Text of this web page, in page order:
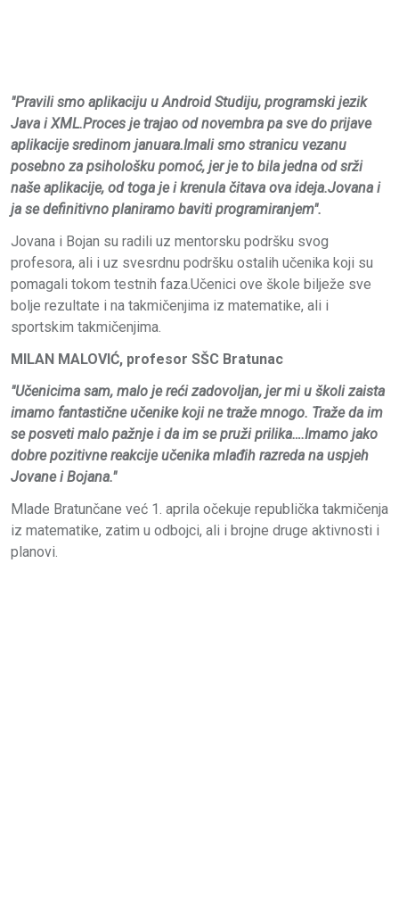
"Pravili smo aplikaciju u Android Studiju, programski jezik
Java i XML.Proces je trajao od novembra pa sve do prijave
aplikacije sredinom januara.Imali smo stranicu vezanu
posebno za psihološku pomoć, jer je to bila jedna od srži
naše aplikacije, od toga je i krenula čitava ova ideja.Jovana i
ja se definitivno planiramo baviti programiranjem".
Jovana i Bojan su radili uz mentorsku podršku svog
profesora, ali i uz svesrdnu podršku ostalih učenika koji su
pomagali tokom testnih faza.Učenici ove škole bilježe sve
bolje rezultate i na takmičenjima iz matematike, ali i
sportskim takmičenjima.
MILAN MALOVIĆ, profesor SŠC Bratunac
"Učenicima sam, malo je reći zadovoljan, jer mi u školi zaista
imamo fantastične učenike koji ne traže mnogo. Traže da im
se posveti malo pažnje i da im se pruži prilika….Imamo jako
dobre pozitivne reakcije učenika mlađih razreda na uspjeh
Jovane i Bojana."
Mlade Bratunčane već 1. aprila očekuje republička takmičenja
iz matematike, zatim u odbojci, ali i brojne druge aktivnosti i
planovi.